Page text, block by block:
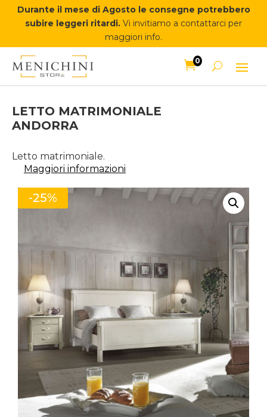
Durante il mese di Agosto le consegne potrebbero
subire leggeri ritardi. Vi invitiamo a contattarci per
maggiori info.
0
LETTO MATRIMONIALE
ANDORRA
Letto matrimoniale.
Maggiori informazioni
-25%